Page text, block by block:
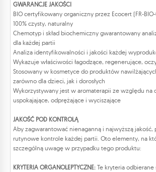
GWARANCJE JAKOŚCI
BIO certyfikowany organiczny przez Ecocert (FR-BIO-
100% czysty, naturalny
Chemotyp i skład biochemiczny gwarantowany
dla każdej partii
Analiza identyfikowalności i jakości każdej
Wykazuje właściwości łagodzące, regenerujące,
Stosowany w kosmetyce do produktów
zarówno dla dzieci, jak i dorosłych
Wykorzystywany jest w aromaterapii ze względu na
uspokajające, odprężające i wyciszające
JAKOŚĆ POD KONTROLĄ
Aby zagwarantować nienaganną i najwyższą jakość,
rutynowe kontrole każdej partii. Oto elementy, na
szczególną uwagę w przypadku tego produktu:
KRYTERIA ORGANOLEPTYCZNE: Te kryteria odbierane